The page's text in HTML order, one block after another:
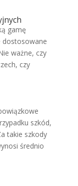
gamę
dostosowane
ważne, czy
czy
szkód,
takie szkody
średnio